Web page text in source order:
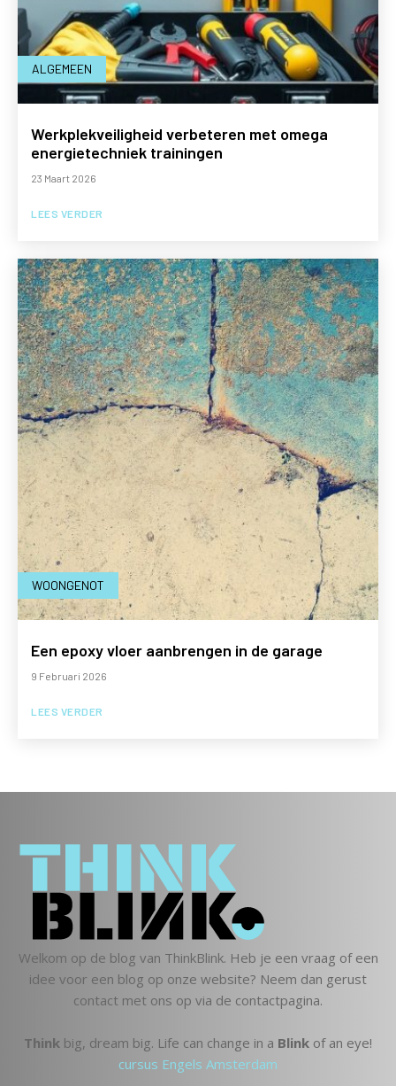
ALGEMEEN
Werkplekveiligheid verbeteren met omega
energietechniek trainingen
23 Maart 2026
LEES VERDER
WOONGENOT
Een epoxy vloer aanbrengen in de garage
9 Februari 2026
LEES VERDER
Welkom op de blog van ThinkBlink. Heb je een vraag of een
idee voor een blog op onze website? Neem dan gerust
contact met ons op via de contactpagina.
Think big, dream big. Life can change in a Blink of an eye!
cursus Engels Amsterdam